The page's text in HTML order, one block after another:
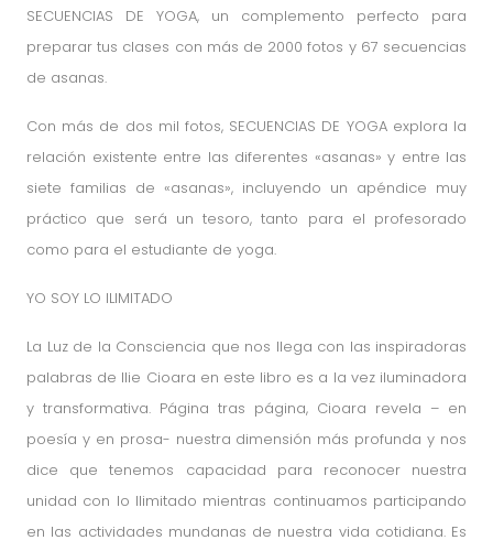
SECUENCIAS DE YOGA, un complemento perfecto para
preparar tus clases con más de 2000 fotos y 67 secuencias
de asanas.
Con más de dos mil fotos, SECUENCIAS DE YOGA explora la
relación existente entre las diferentes «asanas» y entre las
siete familias de «asanas», incluyendo un apéndice muy
práctico que será un tesoro, tanto para el profesorado
como para el estudiante de yoga.
YO SOY LO ILIMITADO
La Luz de la Consciencia que nos llega con las inspiradoras
palabras de Ilie Cioara en este libro es a la vez iluminadora
y transformativa. Página tras página, Cioara revela – en
poesía y en prosa- nuestra dimensión más profunda y nos
dice que tenemos capacidad para reconocer nuestra
unidad con lo Ilimitado mientras continuamos participando
en las actividades mundanas de nuestra vida cotidiana. Es